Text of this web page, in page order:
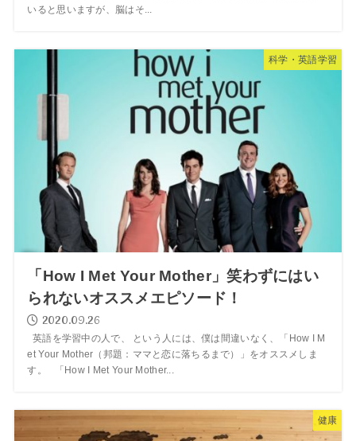
いると思いますが、脳はそ...
科学・英語学習
「How I Met Your Mother」笑わずにはい
られないオススメエピソード！
2020.09.26
英語を学習中の人で、 という人には、僕は間違いなく、「How I M
et Your Mother（邦題：ママと恋に落ちるまで）」をオススメしま
す。 「How I Met Your Mother...
健康